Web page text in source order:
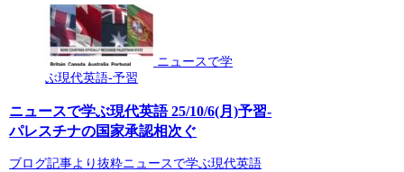
ニュースで学
ぶ現代英語-予習
ニュースで学ぶ現代英語 25/10/6(月)予習-
パレスチナの国家承認相次ぐ
ブログ記事より抜粋ニュースで学ぶ現代英語